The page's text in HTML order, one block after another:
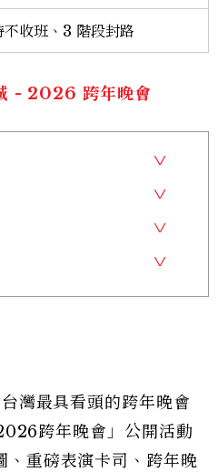
收班、3 階段封路
- 2026 跨年晚會
灣最具看頭的跨年晚會
跨年晚會」公開活動
、重磅表演卡司、跨年晚